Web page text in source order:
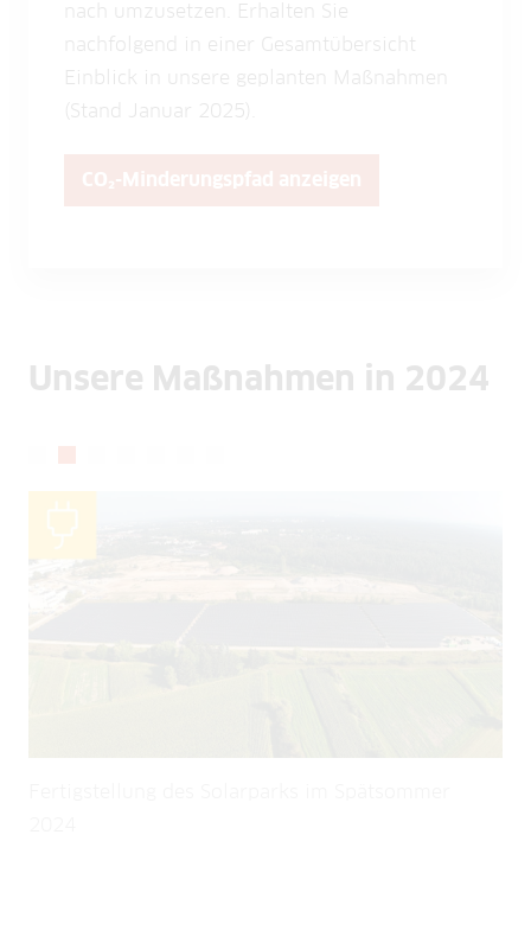
nach umzusetzen. Erhalten Sie
nachfolgend in einer Gesamtübersicht
Einblick in unsere geplanten Maßnahmen
(Stand Januar 2025).
Unsere Maßnahmen in 2024